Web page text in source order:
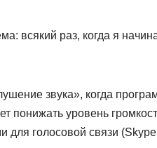
всякий раз, когда я
звука», когда
понижать уровень
для голосовой связи